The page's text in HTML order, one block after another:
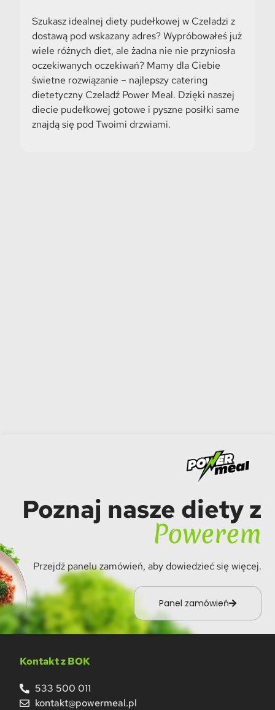
Szukasz idealnej diety pudełkowej w Czeladzi z
dostawą pod wskazany adres? Wypróbowałeś już
wiele różnych diet, ale żadna nie nie przyniosła
oczekiwanych oczekiwań? Mamy dla Ciebie
świetne rozwiązanie – najlepszy catering
dietetyczny Czeladź Power Meal. Dzięki naszej
diecie pudełkowej gotowe i pyszne posiłki same
znajdą się pod Twoimi drzwiami.
Poznaj nasze diety z
Powerem
Przejdź panelu zamówień, aby dowiedzieć się więcej.
Panel zamówień
Kontakt z BOK
533 500 011
kontakt@powermeal.pl